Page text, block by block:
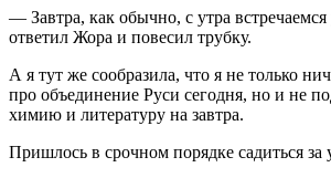
— Завтра, как обычно, с утра
ответил Жора и повесил трубку.
А я тут же сообразила, что я не только
про объединение Руси сегодня, но и не
химию и литературу на завтра.
Пришлось в срочном порядке садиться за